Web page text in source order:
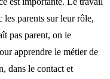
les parents sur leur rôle,
pas parent, on le
apprendre le métier de
dans le contact et